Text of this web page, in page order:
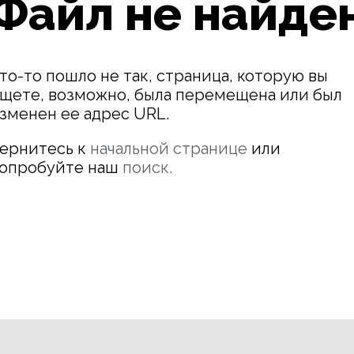
не
то пошло не так, страница, которую вы
возможно, была перемещена или был
ее адрес URL.
к начальной странице или
наш поиск.